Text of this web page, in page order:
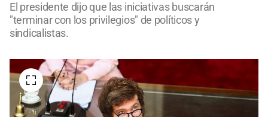
El presidente dijo que las iniciativas buscarán
"terminar con los privilegios" de políticos y
sindicalistas.